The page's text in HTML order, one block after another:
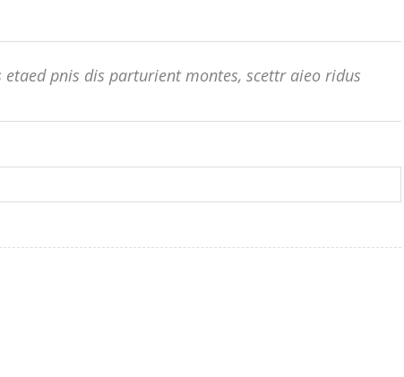
etaed pnis dis parturient montes, scettr aieo ridus